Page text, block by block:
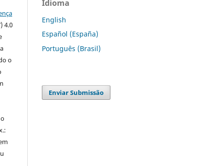
4.0
o
Idioma
English
Español (España)
Português (Brasil)
Enviar Submissão